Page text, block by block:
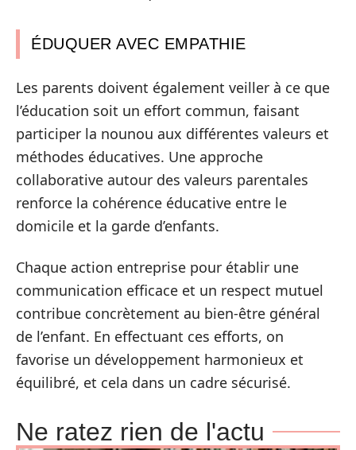
ÉDUQUER AVEC EMPATHIE
Les parents doivent également veiller à ce que
l’éducation soit un effort commun, faisant
participer la nounou aux différentes valeurs et
méthodes éducatives. Une approche
collaborative autour des valeurs parentales
renforce la cohérence éducative entre le
domicile et la garde d’enfants.
Chaque action entreprise pour établir une
communication efficace et un respect mutuel
contribue concrètement au bien-être général
de l’enfant. En effectuant ces efforts, on
favorise un développement harmonieux et
équilibré, et cela dans un cadre sécurisé.
Ne ratez rien de l'actu